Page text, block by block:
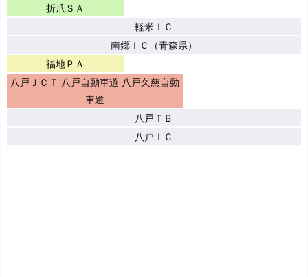
折爪ＳＡ
軽米ＩＣ
南郷ＩＣ（青森県）
福地ＰＡ
八戸ＪＣＴ 八戸自動車道 八戸久慈自動
車道
八戸ＴＢ
八戸ＩＣ